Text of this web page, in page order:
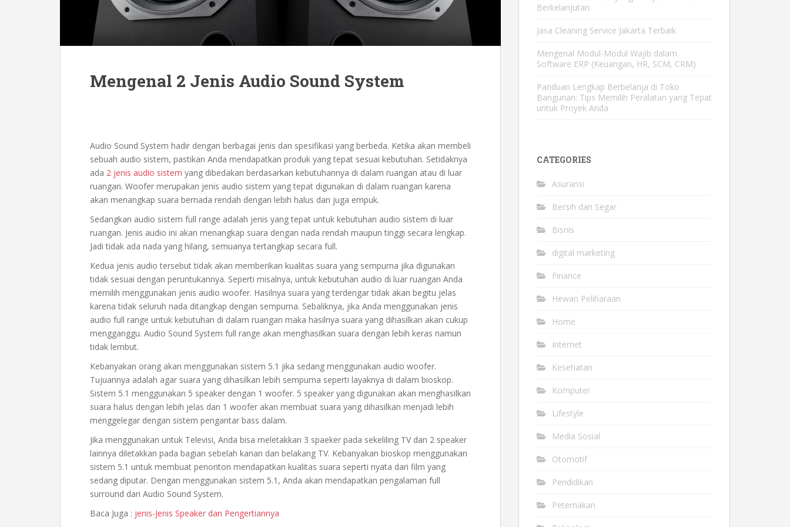
Mengenal 2 Jenis Audio Sound System
Audio Sound System hadir dengan berbagai jenis dan spesifikasi yang berbeda. Ketika akan membeli
sebuah audio sistem, pastikan Anda mendapatkan produk yang tepat sesuai kebutuhan. Setidaknya
ada 2 jenis audio sistem yang dibedakan berdasarkan kebutuhannya di dalam ruangan atau di luar
ruangan. Woofer merupakan jenis audio sistem yang tepat digunakan di dalam ruangan karena
akan menangkap suara bernada rendah dengan lebih halus dan juga empuk.
Sedangkan audio sistem full range adalah jenis yang tepat untuk kebutuhan audio sistem di luar
ruangan. Jenis audio ini akan menangkap suara dengan nada rendah maupun tinggi secara lengkap.
Jadi tidak ada nada yang hilang, semuanya tertangkap secara full.
Kedua jenis audio tersebut tidak akan memberikan kualitas suara yang sempurna jika digunakan
tidak sesuai dengan peruntukannya. Seperti misalnya, untuk kebutuhan audio di luar ruangan Anda
memilih menggunakan jenis audio woofer. Hasilnya suara yang terdengar tidak akan begitu jelas
karena tidak seluruh nada ditangkap dengan sempurna. Sebaliknya, jika Anda menggunakan jenis
audio full range untuk kebutuhan di dalam ruangan maka hasilnya suara yang dihasilkan akan cukup
mengganggu. Audio Sound System full range akan menghasilkan suara dengan lebih keras namun
tidak lembut.
Kebanyakan orang akan menggunakan sistem 5.1 jika sedang menggunakan audio woofer.
Tujuannya adalah agar suara yang dihasilkan lebih sempurna seperti layaknya di dalam bioskop.
Sistem 5.1 menggunakan 5 speaker dengan 1 woofer. 5 speaker yang digunakan akan menghasilkan
suara halus dengan lebih jelas dan 1 woofer akan membuat suara yang dihasilkan menjadi lebih
menggelegar dengan sistem pengantar bass dalam.
Jika menggunakan untuk Televisi, Anda bisa meletakkan 3 spaeker pada sekeliling TV dan 2 speaker
lainnya diletakkan pada bagian sebelah kanan dan belakang TV. Kebanyakan bioskop menggunakan
sistem 5.1 untuk membuat penonton mendapatkan kualitas suara seperti nyata dari film yang
sedang diputar. Dengan menggunakan sistem 5.1, Anda akan mendapatkan pengalaman full
surround dari Audio Sound System.
Baca Juga : jenis-Jenis Speaker dan Pengertiannya
Berkelanjutan
Jasa Cleaning Service Jakarta Terbaik
Mengenal Modul-Modul Wajib dalam
Software ERP (Keuangan, HR, SCM, CRM)
Panduan Lengkap Berbelanja di Toko
Bangunan: Tips Memilih Peralatan yang Tepat
untuk Proyek Anda
CATEGORIES
Asuransi
Bersih dan Segar
Bisnis
digital marketing
Finance
Hewan Peliharaan
Home
Internet
Kesehatan
Komputer
Lifestyle
Media Sosial
Otomotif
Pendidikan
Peternakan